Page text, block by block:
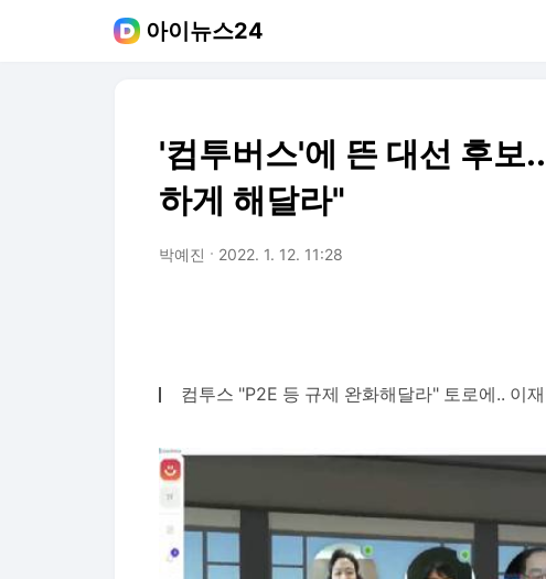
아이뉴스24
'컴투버스'에 뜬 대선 후보
하게 해달라"
박예진 2022. 1. 12. 11:28
컴투스 "P2E 등 규제 완화해달라" 토로에.. 이